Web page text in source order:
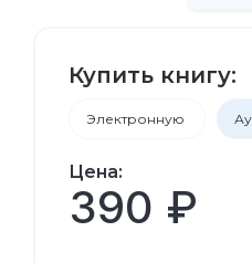
Купить книгу:
Электронную
Цена:
390 ₽